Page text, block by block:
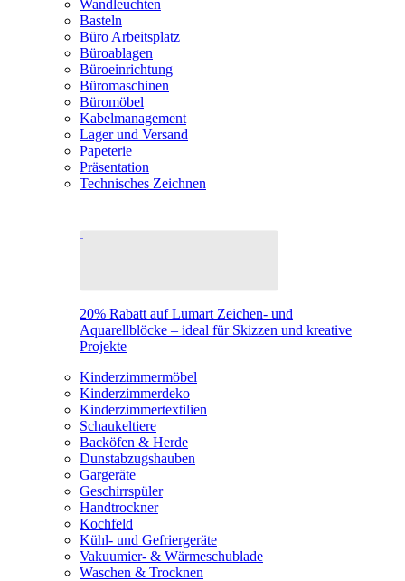
Wandleuchten
Basteln
Büro Arbeitsplatz
Büroablagen
Büroeinrichtung
Büromaschinen
Büromöbel
Kabelmanagement
Lager und Versand
Papeterie
Präsentation
Technisches Zeichnen
20% Rabatt auf Lumart Zeichen- und
Aquarellblöcke – ideal für Skizzen und kreative
Projekte
Kinderzimmermöbel
Kinderzimmerdeko
Kinderzimmertextilien
Schaukeltiere
Backöfen & Herde
Dunstabzugshauben
Gargeräte
Geschirrspüler
Handtrockner
Kochfeld
Kühl- und Gefriergeräte
Vakuumier- & Wärmeschublade
Waschen & Trocknen